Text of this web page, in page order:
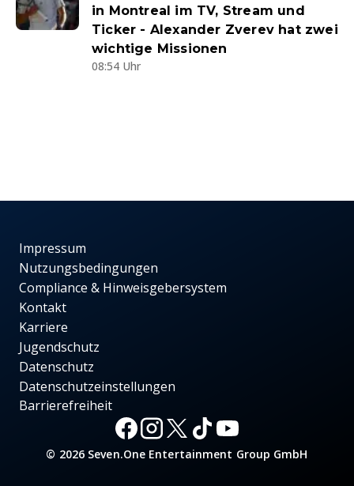
in Montreal im TV, Stream und
Ticker - Alexander Zverev hat zwei
wichtige Missionen
08:54 Uhr
Impressum
Nutzungsbedingungen
Compliance & Hinweisgebersystem
Kontakt
Karriere
Jugendschutz
Datenschutz
Datenschutzeinstellungen
Barrierefreiheit
© 2026 Seven.One Entertainment Group GmbH